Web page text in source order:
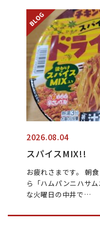
2026.08.04
スパイスMIX!!
お疲れさまです。 朝
ら「ハムパンニハサ
な火曜日の中井で…